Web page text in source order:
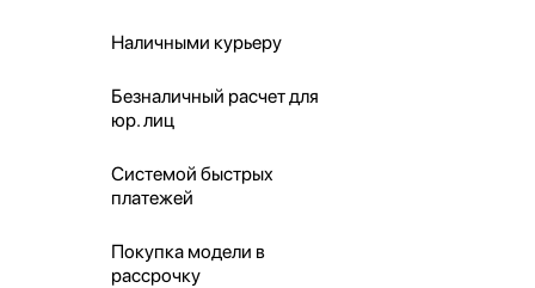
Наличными курьеру
Безналичный расчет для
юр. лиц
Системой быстрых
платежей
Покупка модели в
рассрочку